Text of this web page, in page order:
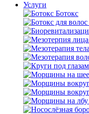
Услуги
Ботокс